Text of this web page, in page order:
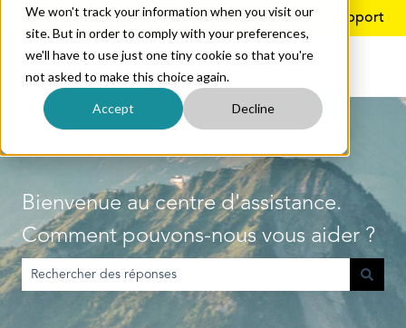
We won't track your information when you visit our
site. But in order to comply with your preferences,
we'll have to use just one tiny cookie so that you're
not asked to make this choice again.
Accept Decline
FrançaisAfficher le sous-menu pour les traductions
Plus de support
Bienvenue au centre d'assistance.
Comment pouvons-nous vous aider ?
Il n'y a aucune suggestion car le champ de recherche est vide.